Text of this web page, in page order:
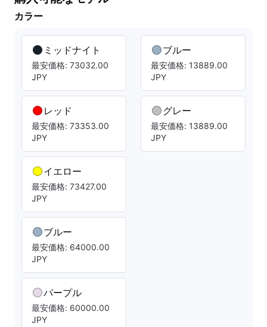
カラー
ミッドナイト
最安価格: 73032.00
JPY
レッド
最安価格: 73353.00
JPY
イエロー
最安価格: 73427.00
JPY
ブルー
最安価格: 64000.00
JPY
パープル
最安価格: 60000.00
JPY
ブルー
最安価格: 13889.00
JPY
グレー
最安価格: 13889.00
JPY